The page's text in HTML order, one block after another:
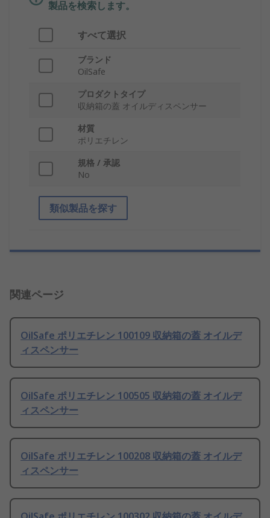
製品を検索します。
すべて選択
ブランド
OilSafe
プロダクトタイプ
収納箱の蓋 オイルディスペンサー
材質
ポリエチレン
規格 / 承認
No
類似製品を探す
関連ページ
OilSafe ポリエチレン 100109 収納箱の蓋 オイルデ
ィスペンサー
OilSafe ポリエチレン 100505 収納箱の蓋 オイルデ
ィスペンサー
OilSafe ポリエチレン 100208 収納箱の蓋 オイルデ
ィスペンサー